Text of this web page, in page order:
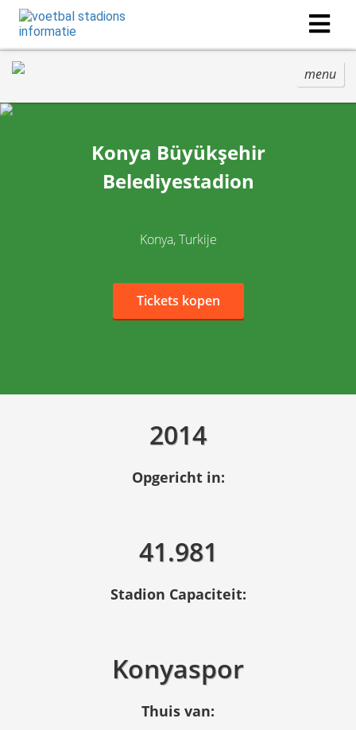
menu
Konya Büyükşehir
Belediyestadion
Konya, Turkije
Tickets kopen
2014
Opgericht in:
41.981
Stadion Capaciteit:
Konyaspor
Thuis van: